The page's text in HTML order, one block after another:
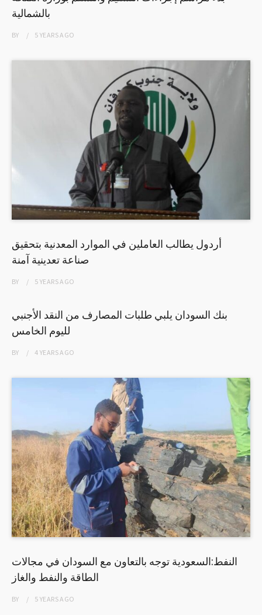
بالشمالية
BY 5 YEARSAGO
أردول يطالب العاملين في الموارد المعدنية بتحقيق
صناعة تعدينية آمنة
BY 5 YEARSAGO
بنك السودان يلبي طلبات المصارف من النقد الأجنبي
لليوم الخامس
BY 4 YEARSAGO
النفط:السعودية توجه بالتعاون مع السودان في مجالات
الطاقة والنفط والغاز
BY 5 YEARSAGO